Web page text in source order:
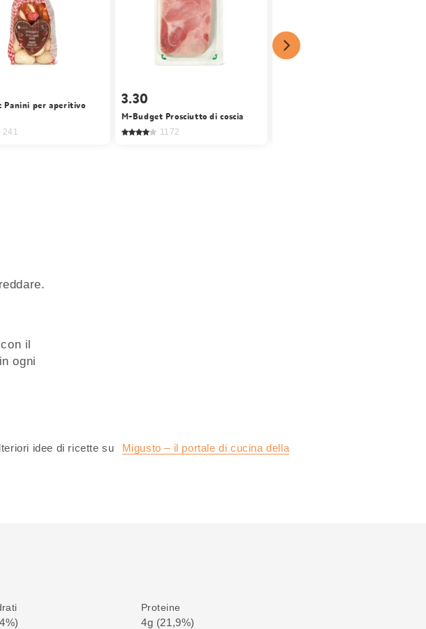
Panini per aperitivo
241
3.30
M-Budget Prosciutto di coscia
1172
il
ogni
idee di ricette su
Migusto – il portale di cucina della
Proteine
4g (21,9%)